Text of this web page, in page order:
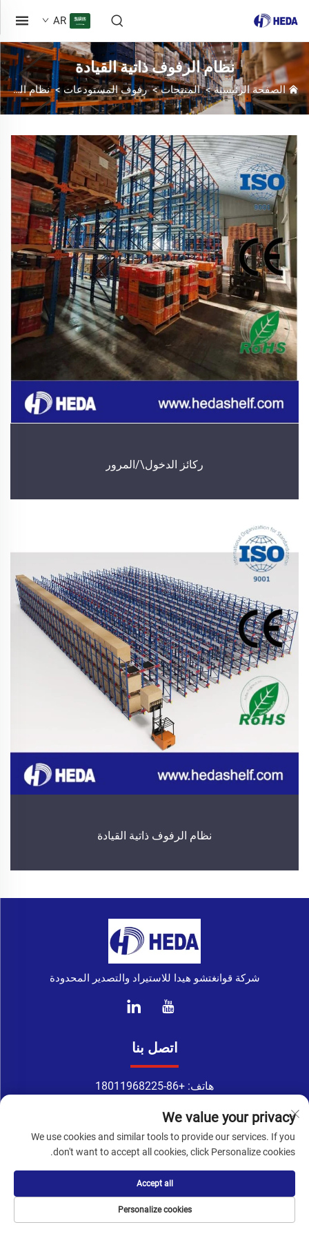
AR
نظام الرفوف ذاتية القيادة
الصفحة الرئيسية>المنتجات>رفوف المستودعات >نظام الرفوف ذاتية القيادة
ركائز الدخول\/المرور
نظام الرفوف ذاتية القيادة
شركة قوانغتشو هيدا للاستيراد والتصدير المحدودة
اتصل بنا
هاتف: +86-18011968225
البريد الإلكتروني:
Address: رقم 133-1، طريق تينغ يوان، طريق شينغانغ الشرقية،
حقوق الطبع والنشر © شركة قوانغتشو هيدا للاستيراد والتصدير
We value your privacy
We use cookies and similar tools to provide our services. If you
don't want to accept all cookies, click Personalize cookies.
Personalize cookies
Accept all